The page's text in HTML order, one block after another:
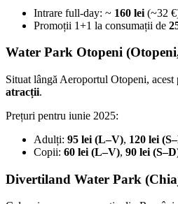
Intrare full-day: ~ 160 lei (~32
Promoții 1+1 la consumații de
Water Park Otopeni
Situat lângă Aeroportul Otopeni, acest
atracții.
Prețuri pentru iunie 2025:
Adulți: 95 lei (L–V), 120 lei
Copii: 60 lei (L–V), 90 lei
Divertiland Water Park